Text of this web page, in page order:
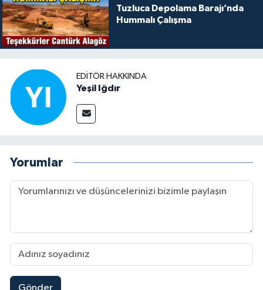
Tuzluca Depolama Barajı’nda
Hummalı Çalışma
EDITÖR HAKKINDA
Yeşil Iğdır
Yorumlar
Gönder